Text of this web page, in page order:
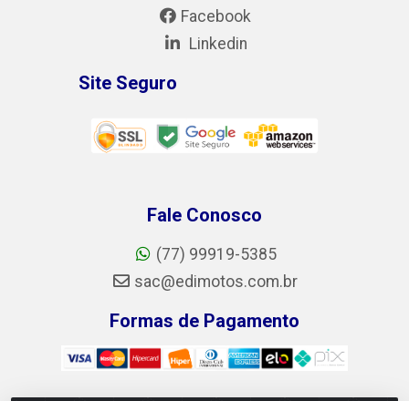
Facebook
Linkedin
Site Seguro
Fale Conosco
(77) 99919-5385
sac@edimotos.com.br
Formas de Pagamento